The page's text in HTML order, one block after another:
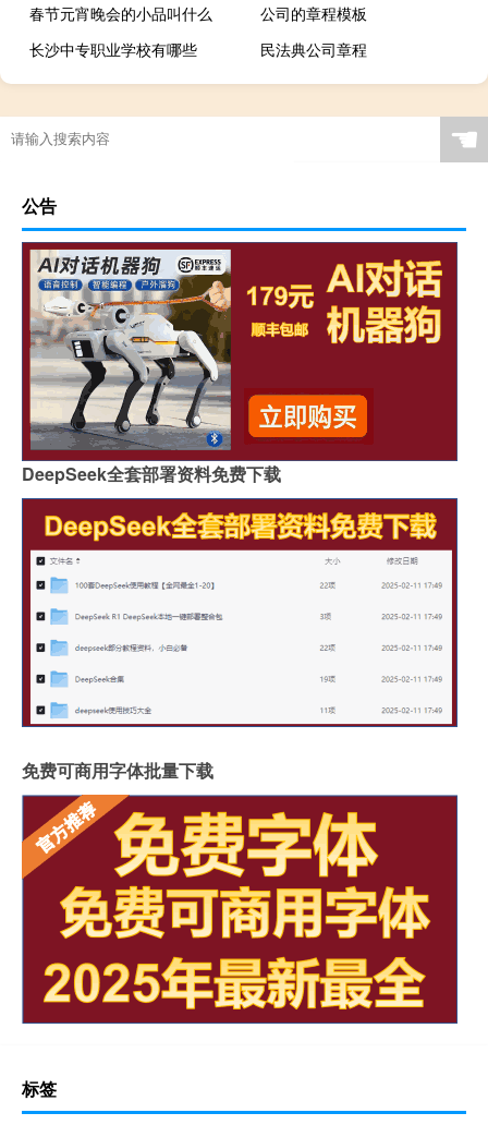
春节元宵晚会的小品叫什么
公司的章程模板
长沙中专职业学校有哪些
民法典公司章程
☚
公告
DeepSeek全套部署资料免费下载
免费可商用字体批量下载
标签